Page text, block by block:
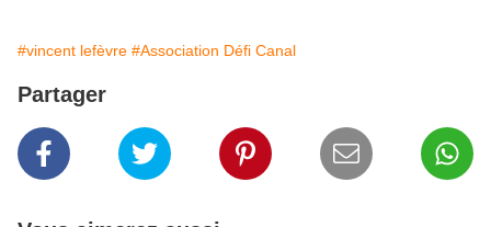
#vincent lefèvre #Association Défi Canal
Partager